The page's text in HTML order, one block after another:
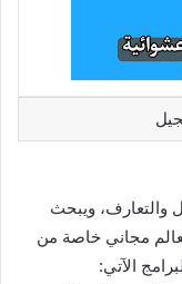
والتعارف، ويبحث
مجاني خاصة من
الآتي: